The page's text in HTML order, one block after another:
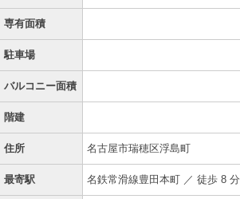
専有面積
駐車場
バルコニー面積
階建
住所 名古屋市瑞穂区浮島町
最寄駅 名鉄常滑線豊田本町 ／ 徒歩 8 分